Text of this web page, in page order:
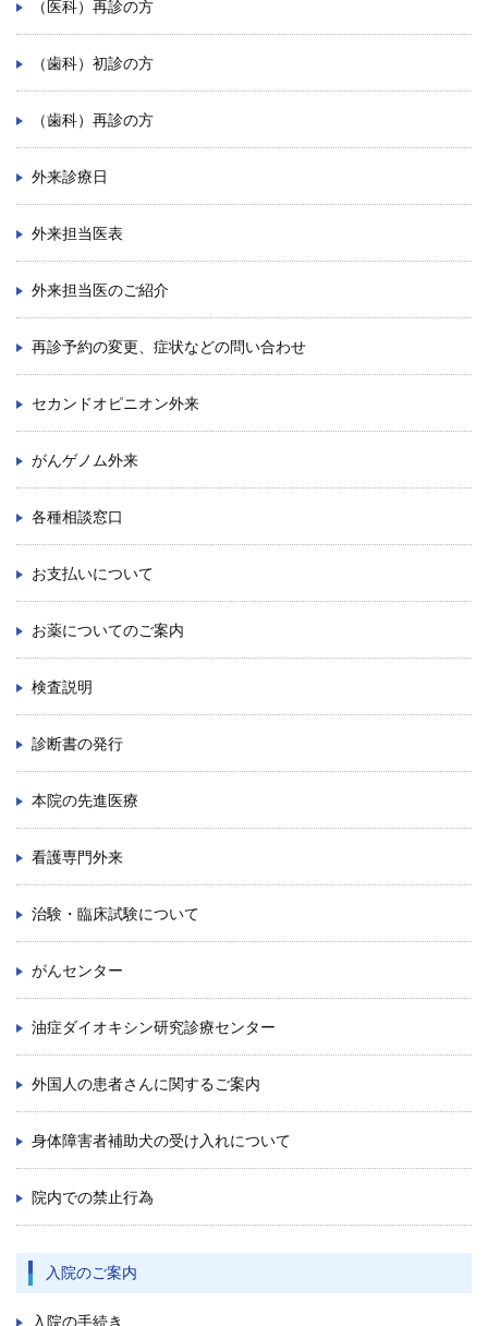
学内向け情報
ご意見
採用情報
本院の先進医療
内視鏡外科手術
最新の歯科治療
関連リンク
サイトマップ
TEL.092-641-1151（代表）
TEL.092-642-5163（時間外受付）
初 診／8：30～11：00
再 診／8：15～17：00（自動再来受付機）
8：20～17：00 （窓口受付）
駐車場
九州大学病院基金についてご寄付のお願い
（医科）再診の方
（歯科）初診の方
（歯科）再診の方
外来診療日
外来担当医表
外来担当医のご紹介
再診予約の変更、症状などの問い合わせ
セカンドオピニオン外来
がんゲノム外来
各種相談窓口
お支払いについて
お薬についてのご案内
検査説明
診断書の発行
本院の先進医療
看護専門外来
治験・臨床試験について
がんセンター
油症ダイオキシン研究診療センター
外国人の患者さんに関するご案内
身体障害者補助犬の受け入れについて
院内での禁止行為
入院のご案内
入院の手続き